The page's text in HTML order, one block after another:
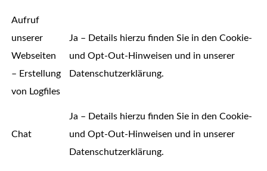
Aufruf
unserer
Webseiten
– Erstellung
von Logfiles
Ja – Details hierzu finden Sie in den Cookie-
und Opt-Out-Hinweisen und in unserer
Datenschutzerklärung.
Chat
Ja – Details hierzu finden Sie in den Cookie-
und Opt-Out-Hinweisen und in unserer
Datenschutzerklärung.